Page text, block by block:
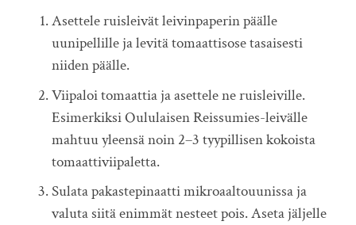
Asettele ruisleivät leivinpaperin päälle
uunipellille ja levitä tomaattisose tasaisesti
niiden päälle.
Viipaloi tomaattia ja asettele ne ruisleiville.
Esimerkiksi Oululaisen Reissumies-leivälle
mahtuu yleensä noin 2–3 tyypillisen kokoista
tomaattiviipaletta.
Sulata pakastepinaatti mikroaaltouunissa ja
valuta siitä enimmät nesteet pois. Aseta jäljelle